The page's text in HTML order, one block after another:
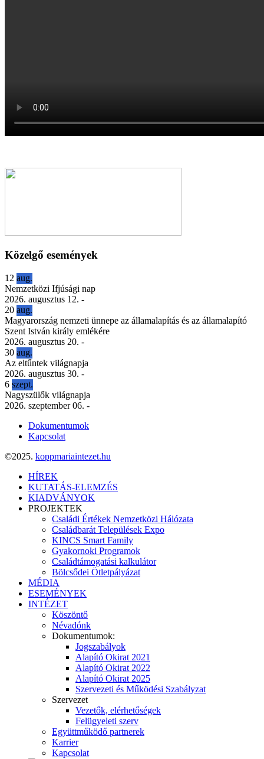
Közelgő események
12 aug.
Nemzetközi Ifjúsági nap
2026. augusztus 12. -
20 aug.
Magyarország nemzeti ünnepe az államalapítás és az államalapító
Szent István király emlékére
2026. augusztus 20. -
30 aug.
Az eltűntek világnapja
2026. augusztus 30. -
6 szept.
Nagyszülők világnapja
2026. szeptember 06. -
Dokumentumok
Kapcsolat
©2025. koppmariaintezet.hu
HÍREK
KUTATÁS-ELEMZÉS
KIADVÁNYOK
PROJEKTEK
Családi Értékek Nemzetközi Hálózata
Családbarát Települések Expo
KINCS Smart Family
Gyakornoki Programok
Családtámogatási kalkulátor
Bölcsődei Ötletpályázat
MÉDIA
ESEMÉNYEK
INTÉZET
Köszöntő
Névadónk
Dokumentumok:
Jogszabályok
Alapító Okirat 2021
Alapító Okirat 2022
Alapító Okirat 2025
Szervezeti és Működési Szabályzat
Szervezet
Vezetők, elérhetőségek
Felügyeleti szerv
Együttműködő partnerek
Karrier
Kapcsolat